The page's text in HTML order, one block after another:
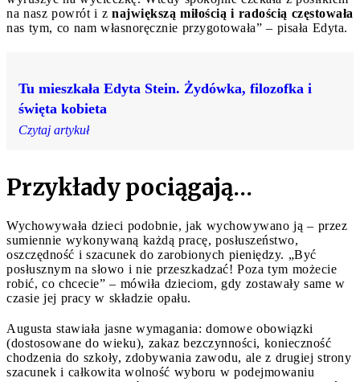
na nasz powrót i z największą miłością i radością częstowała
nas tym, co nam własnoręcznie przygotowała” – pisała Edyta.
Tu mieszkała Edyta Stein. Żydówka, filozofka i
święta kobieta
Czytaj artykuł
Przykłady pociągają…
Wychowywała dzieci podobnie, jak wychowywano ją – przez
sumiennie wykonywaną każdą pracę, posłuszeństwo,
oszczędność i szacunek do zarobionych pieniędzy. „Być
posłusznym na słowo i nie przeszkadzać! Poza tym możecie
robić, co chcecie” – mówiła dzieciom, gdy zostawały same w
czasie jej pracy w składzie opału.
Augusta stawiała jasne wymagania: domowe obowiązki
(dostosowane do wieku), zakaz bezczynności, konieczność
chodzenia do szkoły, zdobywania zawodu, ale z drugiej strony
szacunek i całkowita wolność wyboru w podejmowaniu